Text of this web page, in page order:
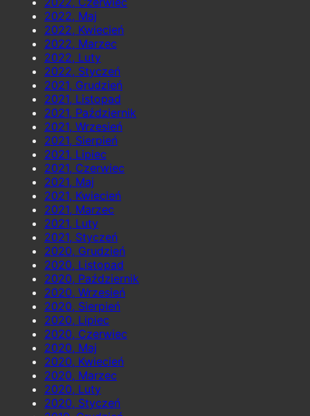
2022, Maj
2022, Kwiecień
2022, Marzec
2022, Luty
2022, Styczeń
2021, Grudzień
2021, Listopad
2021, Październik
2021, Wrzesień
2021, Sierpień
2021, Lipiec
2021, Czerwiec
2021, Maj
2021, Kwiecień
2021, Marzec
2021, Luty
2021, Styczeń
2020, Grudzień
2020, Listopad
2020, Październik
2020, Wrzesień
2020, Sierpień
2020, Lipiec
2020, Czerwiec
2020, Maj
2020, Kwiecień
2020, Marzec
2020, Luty
2020, Styczeń